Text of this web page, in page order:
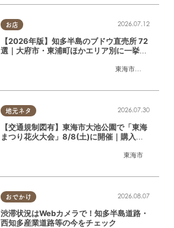
お店
東海市
,大府市
2026.07.12
【2026年版】知多半島のブドウ直売所 72
選｜大府市・東浦町ほかエリア別に一挙紹
地元ネタ
東海市
2026.07.30
【交通規制図有】東海市大池公園で「東海
まつり花火大会」8/8(土)に開催｜購入方
おでかけ 2026.08.07
渋滞状況はWebカメラで！知多半島道路・
西知多産業道路等の今をチェック